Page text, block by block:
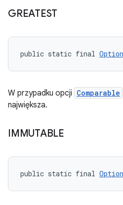
GREATEST
public static final
W przypadku opcji Comparable
największa.
IMMUTABLE
public static final